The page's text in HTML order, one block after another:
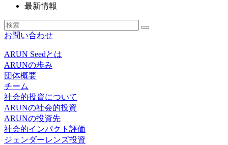
最新情報
お問い合わせ
ARUN Seedとは
ARUNの歩み
団体概要
チーム
社会的投資について
ARUNの社会的投資
ARUNの投資先
社会的インパクト評価
ジェンダーレンズ投資